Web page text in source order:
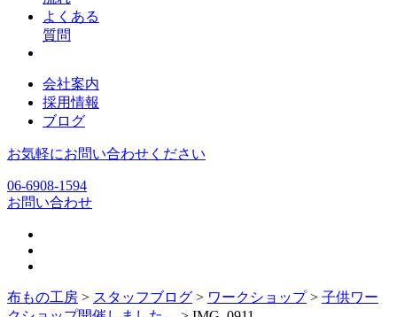
よくある
質問
会社案内
採用情報
ブログ
お気軽にお問い合わせください
06-6908-1594
お問い合わせ
布もの工房 > スタッフブログ > ワークショップ> 子供ワー